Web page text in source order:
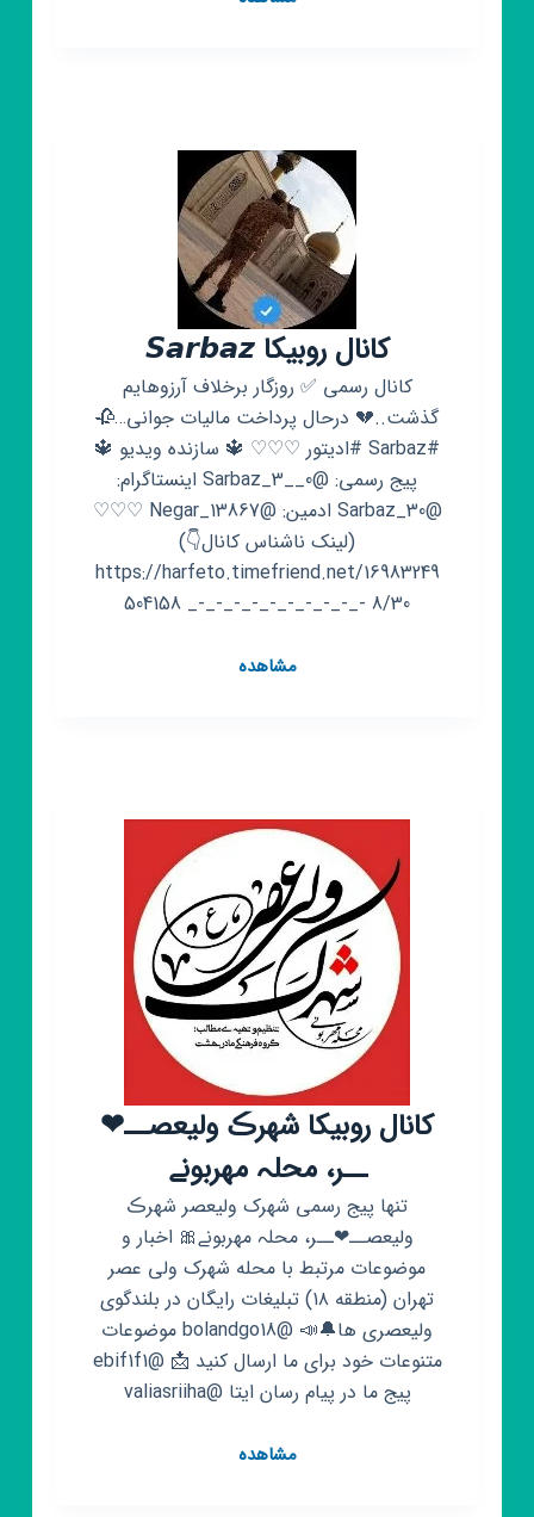
حومه
کانال روبیکا 𝙎𝙖𝙧𝙗𝙖𝙯
کانال رسمی ✅ روزگار برخلاف آرزوهایم
گذشت..💔 درحال پرداخت مالیات جوانی…🥀
#Sarbaz #ادیتور ♡♡♡ 🔱 سازنده ویدیو 🔱
پیج رسمی: @Sarbaz_3__0 اینستاگرام:
@Sarbaz_30 ادمین: @Negar_13867 ♡♡♡
(لینک ناشناس کانال👇)
https://harfeto.timefriend.net/16983249
504158 _-_-_-_-_-_-_-_-_-_- 8/30
مشاهدهکانال
کانال روبیکا شهرڪ ولیعصــ❤
ــر، محلہ مهربونے
تنها پیج رسمی شهرک ولیعصر شهرڪ
ولیعصــ❤ــر، محلہ مهربونے🎀 اخبار و
موضوعات مرتبط با محله شهرک ولی عصر
تهران (منطقه ١٨) تبلیغات رایگان در بلندگوی
ولیعصری ها🔔📣 @bolandgo18 موضوعات
متنوعات خود برای ما ارسال کنید 📩 @ebif1f1
پیج ما در پیام رسان ایتا @valiasriiha
مشاهدهکانال